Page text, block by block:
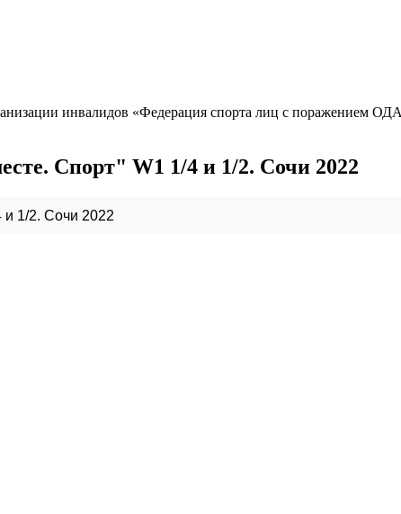
инвалидов «Федерация спорта лиц с поражением
Спорт" W1 1/4 и 1/2. Сочи 2022
1/2. Сочи 2022